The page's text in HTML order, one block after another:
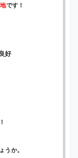
です！
好
うか。